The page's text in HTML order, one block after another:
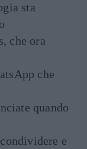
sta
che ora
che
quando
e